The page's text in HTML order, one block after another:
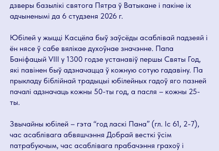
дзверы базылікі святога Пятра ў Ватыкане і пакіне іх
адчыненымі да 6 студзеня 2026 г.
Юбілей у жыцці Касцёла быў заўсёды асаблівай падзеяй і
ён нясе ў сабе вялікае духоўнае значэнне. Папа
Баніфацый VIII у 1300 годзе устанавіў першы Святы Год,
які павінен быў адзначацца ў кожную сотую гадавіну. Па
прыкладу біблійнай традыцыі юбілейных гадоў яго пазней
пачалі адзначаць кожны 50-ты год, а пасля – кожны 25-
ты.
Звычайны юбілей – гэта “год ласкі Пана” (гл. Іс 61, 2-7),
час асаблівага абвяшчэння Добрай весткі ўсім
патрабуючым, час асаблівага прабачэння грахоў і